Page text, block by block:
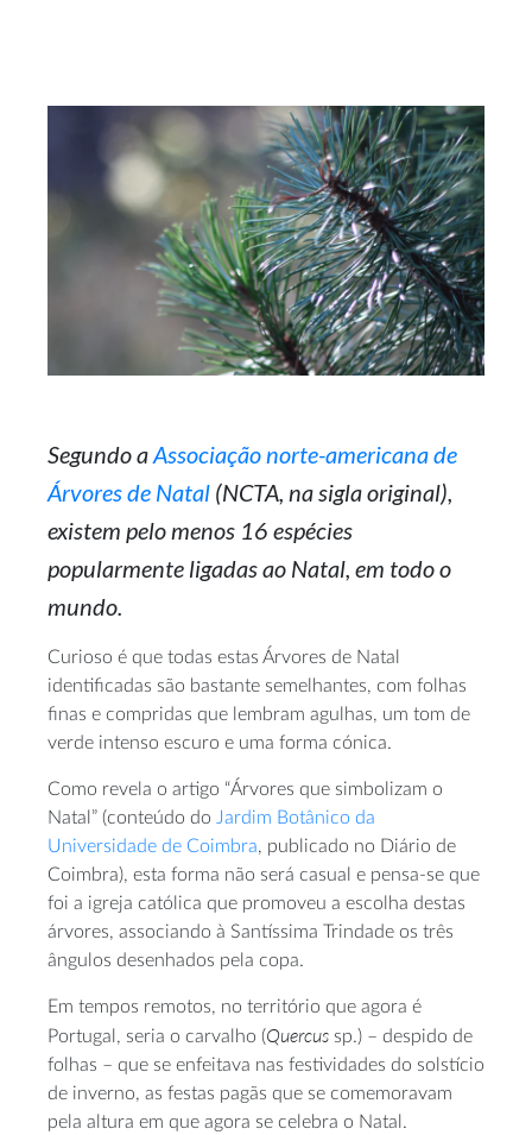
Segundo aAssociação norte-americana de
Árvores de Natal (NCTA, na sigla original),
existem pelo menos 16 espécies
popularmente ligadas ao Natal, em todo o
mundo.
Curioso é que todas estas Árvores de Natal
identificadas são bastante semelhantes, com folhas
finas e compridas que lembram agulhas, um tom de
verde intenso escuro e uma forma cónica.
Como revela o artigo “Árvores que simbolizam o
Natal” (conteúdo do Jardim Botânico da
Universidade de Coimbra, publicado no Diário de
Coimbra), esta forma não será casual e pensa-se que
foi a igreja católica que promoveu a escolha destas
árvores, associando à Santíssima Trindade os três
ângulos desenhados pela copa.
Em tempos remotos, no território que agora é
Portugal, seria o carvalho (Quercus sp.) – despido de
folhas – que se enfeitava nas festividades do solstício
de inverno, as festas pagãs que se comemoravam
pela altura em que agora se celebra o Natal.